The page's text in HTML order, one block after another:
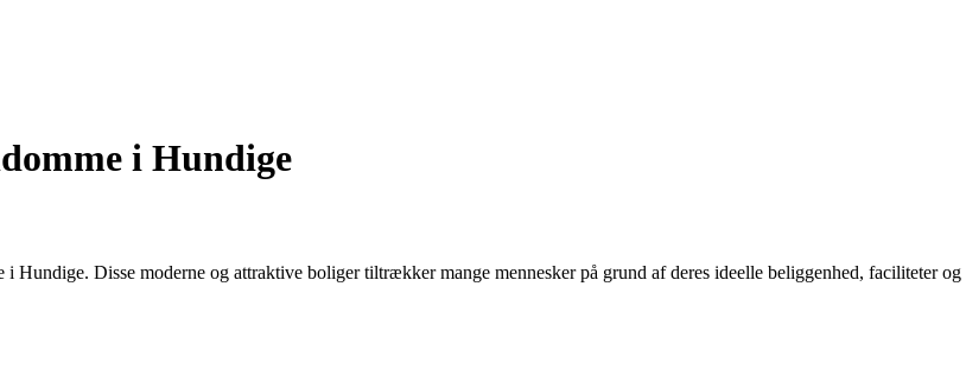
i Hundige
Disse moderne og attraktive boliger tiltrækker mange mennesker på grund af deres ideelle beliggenhed, faciliteter og